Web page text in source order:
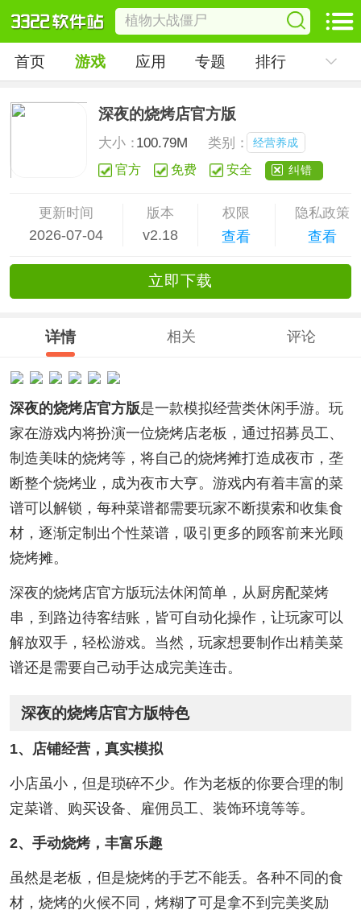
首页 游戏 应用 专题 排行
深夜的烧烤店官方版
大小：100.79M 类别： 经营养成
官方 免费 安全 纠错
更新时间
2026-07-04
版本
v2.18
权限
查看
隐私政策
查看
立即下载
详情 相关 评论
深夜的烧烤店官方版是一款模拟经营类休闲手游。玩
家在游戏内将扮演一位烧烤店老板，通过招募员工、
制造美味的烧烤等，将自己的烧烤摊打造成夜市，垄
断整个烧烤业，成为夜市大亨。游戏内有着丰富的菜
谱可以解锁，每种菜谱都需要玩家不断摸索和收集食
材，逐渐定制出个性菜谱，吸引更多的顾客前来光顾
烧烤摊。
深夜的烧烤店官方版玩法休闲简单，从厨房配菜烤
串，到路边待客结账，皆可自动化操作，让玩家可以
解放双手，轻松游戏。当然，玩家想要制作出精美菜
谱还是需要自己动手达成完美连击。
深夜的烧烤店官方版特色
1、店铺经营，真实模拟
小店虽小，但是琐碎不少。作为老板的你要合理的制
定菜谱、购买设备、雇佣员工、装饰环境等等。
2、手动烧烤，丰富乐趣
虽然是老板，但是烧烤的手艺不能丢。各种不同的食
材，烧烤的火候不同，烤糊了可是拿不到完美奖励